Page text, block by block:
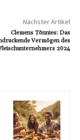
Nächster Artikel
Clemens Tönnies: Das
Vermögen des
2024